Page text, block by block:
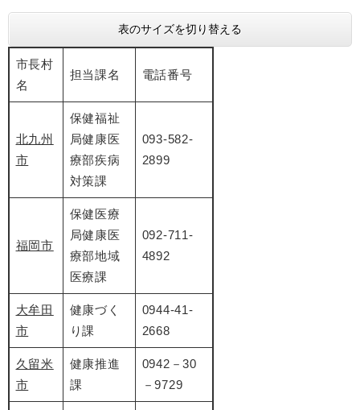
表のサイズを切り替える
市長村
名
担当課名 電話番号
北九州
市
保健福祉
局健康医
療部疾病
対策課
​093-582-
2899
福岡市
​保健医療
局健康医
療部地域
医療課
​092-711-
4892
大牟田
市
健康づく
り課
0944-41-
2668
久留米
市
健康推進
課
0942－30
－9729